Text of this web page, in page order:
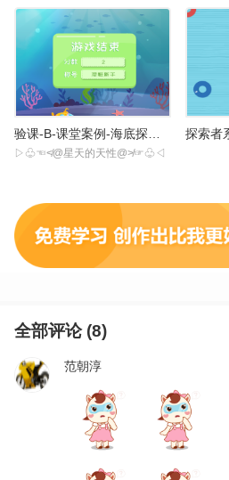
▷♧☜≮@星天的天性@≯☞♧◁
全部评论 (8)
范朝淳